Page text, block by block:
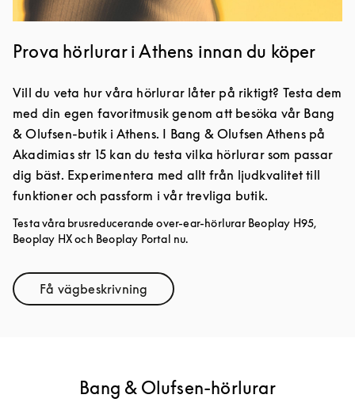
Prova hörlurar i Athens innan du köper
Vill du veta hur våra hörlurar låter på riktigt? Testa dem
med din egen favoritmusik genom att besöka vår Bang
& Olufsen-butik i Athens. I Bang & Olufsen Athens på
Akadimias str 15 kan du testa vilka hörlurar som passar
dig bäst. Experimentera med allt från ljudkvalitet till
funktioner och passform i vår trevliga butik.
Testa våra brusreducerande over-ear-hörlurar Beoplay H95,
Beoplay HX och Beoplay Portal nu.
Få vägbeskrivningLink Opens in New Tab
Bang & Olufsen-hörlurar